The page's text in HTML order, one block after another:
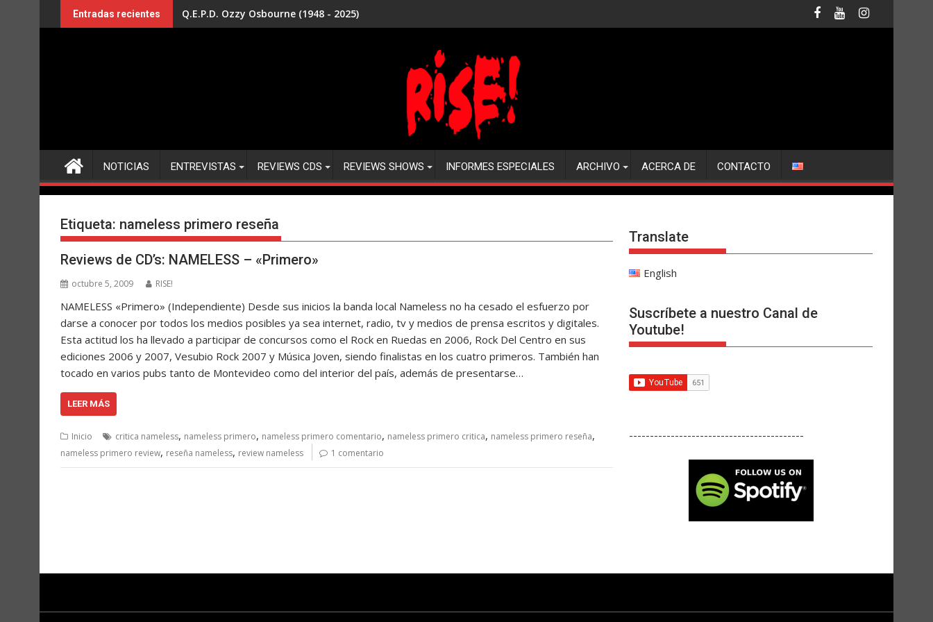
al
Entradas recientes Q.E.P.D. Ozzy Osbourne (1948 - 2025)
NOTICIAS ENTREVISTAS REVIEWS CDS REVIEWS SHOWS INFORMES ESPECIALES ARCHIVO ACERCA DE CONTACTO
Etiqueta: nameless primero reseña
Reviews de CD’s: NAMELESS – «Primero»
octubre 5, 2009 RISE!
NAMELESS «Primero» (Independiente) Desde sus inicios la banda local Nameless no ha cesado el esfuerzo por
darse a conocer por todos los medios posibles ya sea internet, radio, tv y medios de prensa escritos y digitales.
Esta actitud los ha llevado a participar de concursos como el Rock en Ruedas en 2006, Rock Del Centro en sus
ediciones 2006 y 2007, Vesubio Rock 2007 y Música Joven, siendo finalistas en los cuatro primeros. También han
tocado en varios pubs tanto de Montevideo como del interior del país, además de presentarse…
LEER MÁS
Inicio critica nameless, nameless primero, nameless primero comentario, nameless primero critica, nameless primero reseña,
nameless primero review, reseña nameless, review nameless 1 comentario
Translate
English
Suscríbete a nuestro Canal de
Youtube!
------------------------------------------